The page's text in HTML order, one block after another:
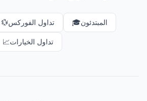
💱تداول الفوركس 🎓المبتدئون
📈تداول الخيارات